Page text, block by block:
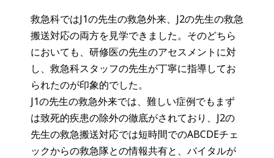
救急科ではJ1の先生の救急外来、J2の先生の救急
搬送対応の両方を見学できました。そのどちら
においても、研修医の先生のアセスメントに対
し、救急科スタッフの先生が丁寧に指導してお
られたのが印象的でした。
J1の先生の救急外来では、難しい症例でもまず
は致死的疾患の除外の徹底がされており、J2の
先生の救急搬送対応では短時間でのABCDEチェ
ックからの救急隊との情報共有と、バイタルが